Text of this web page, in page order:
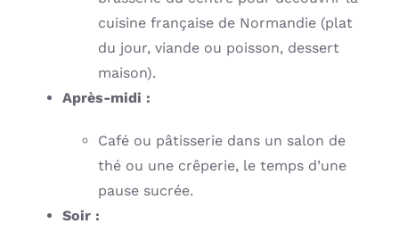
cuisine française de Normandie (plat
du jour, viande ou poisson, dessert
maison).
Après-midi :
Café ou pâtisserie dans un salon de
thé ou une crêperie, le temps d’une
pause sucrée.
Soir :